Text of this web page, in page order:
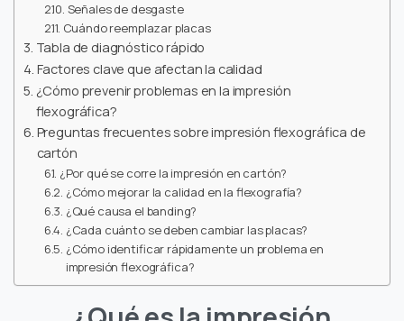
Señales de desgaste
Cuándo reemplazar placas
Tabla de diagnóstico rápido
Factores clave que afectan la calidad
¿Cómo prevenir problemas en la impresión
flexográfica?
Preguntas frecuentes sobre impresión flexográfica de
cartón
¿Por qué se corre la impresión en cartón?
¿Cómo mejorar la calidad en la flexografía?
¿Qué causa el banding?
¿Cada cuánto se deben cambiar las placas?
¿Cómo identificar rápidamente un problema en
impresión flexográfica?